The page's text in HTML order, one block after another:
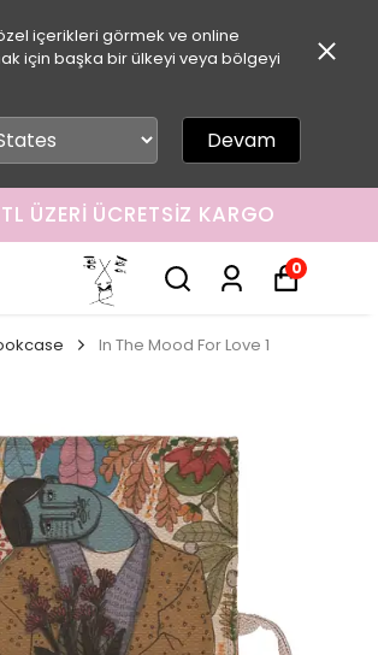
içerikleri görmek ve online
için başka bir ülkeyi veya bölgeyi
Devam
ÜZERI ÜCRETSIZ KARGO
0
In The Mood For Love 1